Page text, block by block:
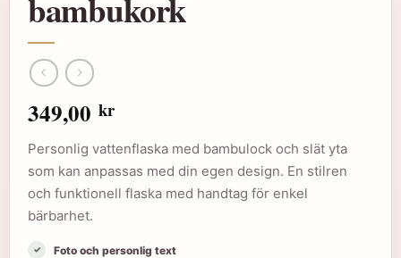
bambukork
349,00 kr
Personlig vattenflaska med bambulock och slät yta
som kan anpassas med din egen design. En stilren
och funktionell flaska med handtag för enkel
bärbarhet.
Foto och personlig text